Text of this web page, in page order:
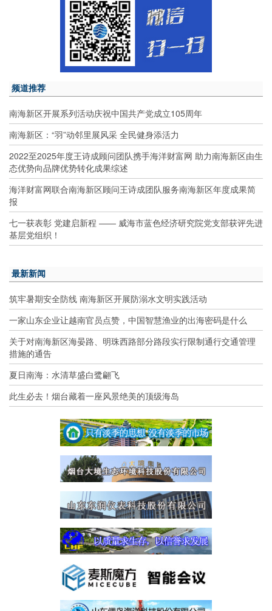
频道推荐
南海新区开展系列活动庆祝中国共产党成立105周年
南海新区：“羽”动邻里展风采 全民健身添活力
2022至2025年度王诗成顾问团队携手海洋财富网 助力南海新区由生
态优势向品牌优势转化成果综述
海洋财富网联合南海新区顾问王诗成团队服务南海新区年度成果简
报
七一获表彰 党建启新程 —— 威海市蓝色经济研究院党支部获评先进
基层党组织！
最新新闻
筑牢暑期安全防线 南海新区开展防溺水文明实践活动
一家山东企业让越南官员点赞，中国智慧渔业的出海密码是什么
关于对南海新区海晏路、明珠西路部分路段实行限制通行交通管理
措施的通告
夏日南海：水清草盛白鹭翩飞
此生必去！烟台藏着一座风景绝美的顶级海岛